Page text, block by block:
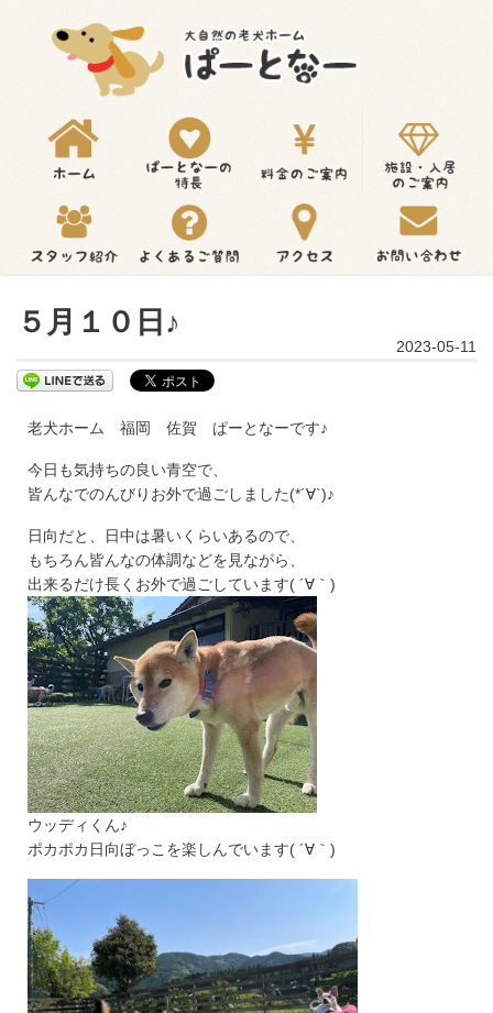
５月１０日♪
2023-05-11
老犬ホーム 福岡 佐賀 ぱーとなーです♪
今日も気持ちの良い青空で、
皆んなでのんびりお外で過ごしました(*´∀`)♪
日向だと、日中は暑いくらいあるので、
もちろん皆んなの体調などを見ながら、
出来るだけ長くお外で過ごしています( ´∀｀)
ウッディくん♪
ポカポカ日向ぼっこを楽しんでいます( ´∀｀)